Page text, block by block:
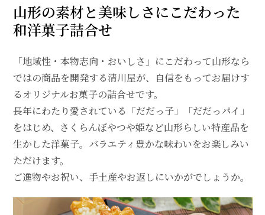
山形の素材と美味しさにこだわった
和洋菓子詰合せ
「地域性・本物志向・おいしさ」にこだわって山形なら
ではの商品を開発する清川屋が、自信をもってお届けす
るオリジナルお菓子の詰合せです。
長年にわたり愛されている「だだっ子」「だだっパイ」
をはじめ、さくらんぼやつや姫など山形らしい特産品を
生かした洋菓子。バラエティ豊かな味わいをお楽しみい
ただけます。
ご進物やお祝い、手土産やお返しにいかがでしょうか。